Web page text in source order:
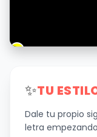
✨TU
Dale tu propio
letra